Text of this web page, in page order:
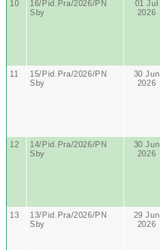
10
16/Pid.Pra/2026/PN
Sby
01 Jul
2026
11
15/Pid.Pra/2026/PN
Sby
30 Jun
2026
12
14/Pid.Pra/2026/PN
Sby
30 Jun
2026
13
13/Pid.Pra/2026/PN
Sby
29 Jun
2026